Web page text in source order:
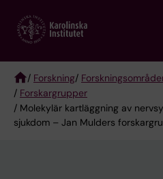
main
Breadcrumb
/ Forskning/
/ Forskargrupper
/ Molekylär kartläggning av
sjukdom – Jan Mulders